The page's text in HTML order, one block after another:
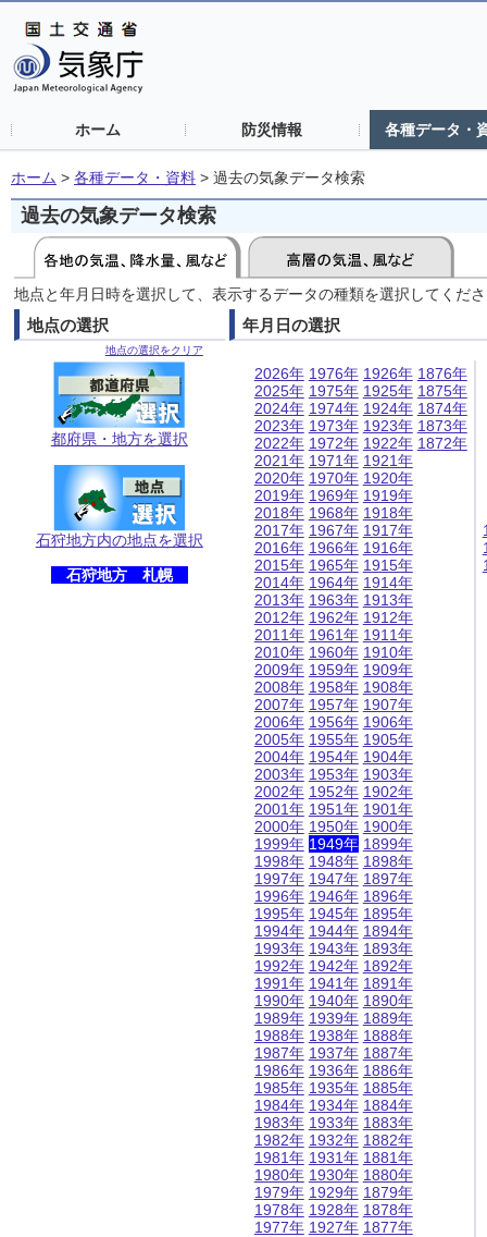
ホーム 防災情報 各種データ・
ホーム > 各種データ・資料 > 過去の気象データ検索
過去の気象データ検索
地点と年月日時を選択して、表示するデータの種類を選択してくだ
地点の選択
地点の選択をクリア
都府県・地方を選択
石狩地方内の地点を選択
石狩地方 札幌
年月日の選択
2026年
2025年
2024年
2023年
2022年
2021年
2020年
2019年
2018年
2017年
2016年
2015年
2014年
2013年
2012年
2011年
2010年
2009年
2008年
2007年
2006年
2005年
2004年
2003年
2002年
2001年
2000年
1999年
1998年
1997年
1996年
1995年
1994年
1993年
1992年
1991年
1990年
1989年
1988年
1987年
1986年
1985年
1984年
1983年
1982年
1981年
1980年
1979年
1978年
1977年
1976年
1975年
1974年
1973年
1972年
1971年
1970年
1969年
1968年
1967年
1966年
1965年
1964年
1963年
1962年
1961年
1960年
1959年
1958年
1957年
1956年
1955年
1954年
1953年
1952年
1951年
1950年
1949年
1948年
1947年
1946年
1945年
1944年
1943年
1942年
1941年
1940年
1939年
1938年
1937年
1936年
1935年
1934年
1933年
1932年
1931年
1930年
1929年
1928年
1927年
1926年
1925年
1924年
1923年
1922年
1921年
1920年
1919年
1918年
1917年
1916年
1915年
1914年
1913年
1912年
1911年
1910年
1909年
1908年
1907年
1906年
1905年
1904年
1903年
1902年
1901年
1900年
1899年
1898年
1897年
1896年
1895年
1894年
1893年
1892年
1891年
1890年
1889年
1888年
1887年
1886年
1885年
1884年
1883年
1882年
1881年
1880年
1879年
1878年
1877年
1876年
1875年
1874年
1873年
1872年